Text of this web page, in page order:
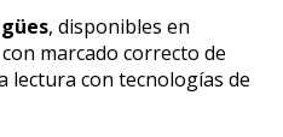
, disponibles en
marcado correcto de
lectura con tecnologías de